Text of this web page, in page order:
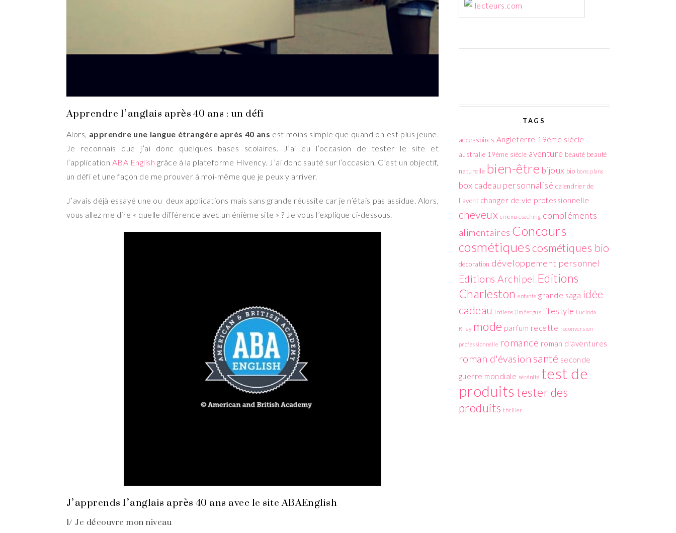
Apprendre l’anglais après 40 ans : un défi
Alors, apprendre une langue étrangère après 40 ans est moins simple que quand on est plus jeune.
Je reconnais que j’ai donc quelques bases scolaires. J’ai eu l’occasion de tester le site et
l’application ABA English grâce à la plateforme Hivency. J’ai donc sauté sur l’occasion. C’est un objectif,
un défi et une façon de me prouver à moi-même que je peux y arriver.
J’avais déjà essayé une ou deux applications mais sans grande réussite car je n’étais pas assidue. Alors,
vous allez me dire « quelle différence avec un énième site » ? Je vous l’explique ci-dessous.
J’apprends l’anglais après 40 ans avec le site ABAEnglish
1/ Je découvre mon niveau
lecteurs.com
TAGS
accessoires Angleterre 19ème siècle
australie 19ème siècle aventure beauté beauté
naturelle bien-être bijoux bio bons plans
box cadeau personnalisé calendrier de
l'avent changer de vie professionnelle
cheveux cinema coaching compléments
alimentaires Concours
cosmétiques cosmétiques bio
décoration développement personnel
Editions Archipel Editions
Charleston enfants grande saga idée
cadeau indiens jim fergus lifestyle Lucinda
Riley mode parfum recette reconversion
professionnelle romance roman d'aventures
roman d'évasion santé seconde
guerre mondiale sérénité test de
produits tester des
produits thriller